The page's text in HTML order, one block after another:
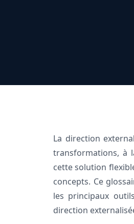
La direction
transformations, à
cette solution
concepts. Ce
les principaux
direction